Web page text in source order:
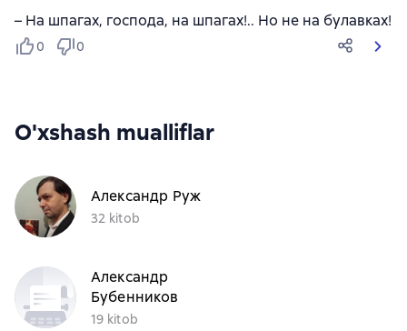
– На шпагах, господа, на шпагах!.. Но не на булавках!
0 0
O'xshash mualliflar
Александр Руж
32 kitob
Александр
Бубенников
19 kitob